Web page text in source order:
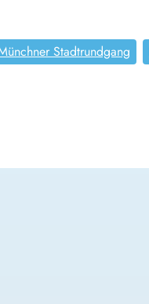
Stadtrundgang